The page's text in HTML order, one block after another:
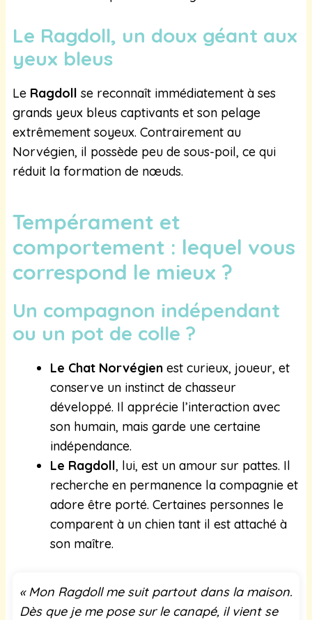
Le Ragdoll, un doux géant aux
yeux bleus
Le Ragdoll se reconnaît immédiatement à ses
grands yeux bleus captivants et son pelage
extrêmement soyeux. Contrairement au
Norvégien, il possède peu de sous-poil, ce qui
réduit la formation de nœuds.
Tempérament et
comportement : lequel vous
correspond le mieux ?
Un compagnon indépendant
ou un pot de colle ?
Le Chat Norvégien est curieux, joueur, et
conserve un instinct de chasseur
développé. Il apprécie l’interaction avec
son humain, mais garde une certaine
indépendance.
Le Ragdoll, lui, est un amour sur pattes. Il
recherche en permanence la compagnie et
adore être porté. Certaines personnes le
comparent à un chien tant il est attaché à
son maître.
« Mon Ragdoll me suit partout dans la maison.
Dès que je me pose sur le canapé, il vient se